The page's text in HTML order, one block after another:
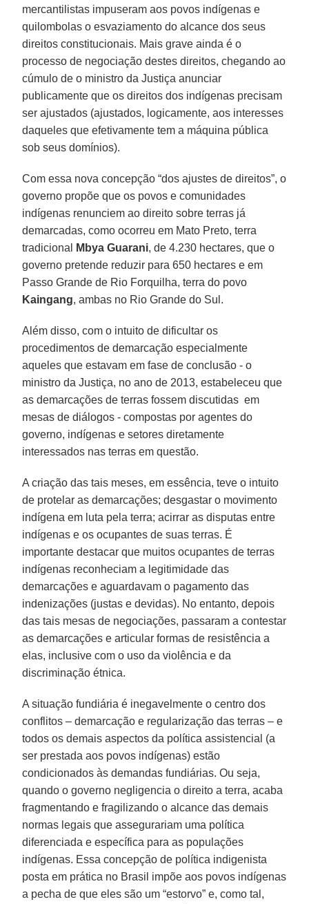
mercantilistas impuseram aos povos indígenas e
quilombolas o esvaziamento do alcance dos seus
direitos constitucionais. Mais grave ainda é o
processo de negociação destes direitos, chegando ao
cúmulo de o ministro da Justiça anunciar
publicamente que os direitos dos indígenas precisam
ser ajustados (ajustados, logicamente, aos interesses
daqueles que efetivamente tem a máquina pública
sob seus domínios).
Com essa nova concepção “dos ajustes de direitos”, o
governo propõe que os povos e comunidades
indígenas renunciem ao direito sobre terras já
demarcadas, como ocorreu em Mato Preto, terra
tradicional
Mbya Guarani, de 4.230 hectares, que o
governo pretende reduzir para 650 hectares e em
Passo Grande de Rio Forquilha, terra do povo
Kaingang, ambas no Rio Grande do Sul.
Além disso, com o intuito de dificultar os
procedimentos de demarcação especialmente
aqueles que estavam em fase de conclusão - o
ministro da Justiça, no ano de 2013, estabeleceu que
as demarcações de terras fossem discutidas em
mesas de diálogos - compostas por agentes do
governo, indígenas e setores diretamente
interessados nas terras em questão.
A criação das tais meses, em essência, teve o intuito
de protelar as demarcações; desgastar o movimento
indígena em luta pela terra; acirrar as disputas entre
indígenas e os ocupantes de suas terras. É
importante destacar que muitos ocupantes de terras
indígenas reconheciam a legitimidade das
demarcações e aguardavam o pagamento das
indenizações (justas e devidas). No entanto, depois
das tais mesas de negociações, passaram a contestar
as demarcações e articular formas de resistência a
elas, inclusive com o uso da violência e da
discriminação étnica.
A situação fundiária é inegavelmente o centro dos
conflitos – demarcação e regularização das terras – e
todos os demais aspectos da política assistencial (a
ser prestada aos povos indígenas) estão
condicionados às demandas fundiárias. Ou seja,
quando o governo negligencia o direito a terra, acaba
fragmentando e fragilizando o alcance das demais
normas legais que assegurariam uma política
diferenciada e específica para as populações
indígenas. Essa concepção de política indigenista
posta em prática no Brasil impõe aos povos indígenas
a pecha de que eles são um “estorvo” e, como tal,